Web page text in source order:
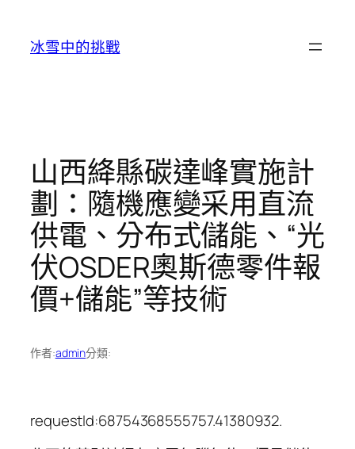
冰雪中的挑戰
山西絳縣碳達峰實施計
劃：隨機應變采用直流
供電、分布式儲能、“光
伏OSDER奧斯德零件報
價+儲能”等技術
作者:admin分類:
requestId:68754368555757.41380932.